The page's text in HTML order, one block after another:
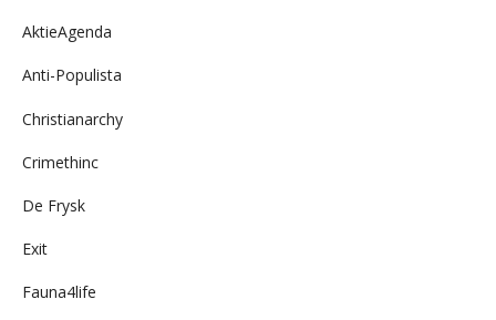
AktieAgenda
Anti-Populista
Christianarchy
Crimethinc
De Frysk
Exit
Fauna4life